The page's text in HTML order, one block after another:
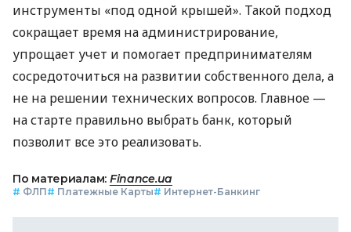
инструменты «под одной крышей». Такой подход
сокращает время на администрирование,
упрощает учет и помогает предпринимателям
сосредоточиться на развитии собственного дела, а
не на решении технических вопросов. Главное —
на старте правильно выбрать банк, который
позволит все это реализовать.
По материалам: Finance.ua
# ФЛП# Платежные Карты# Интернет-Банкинг